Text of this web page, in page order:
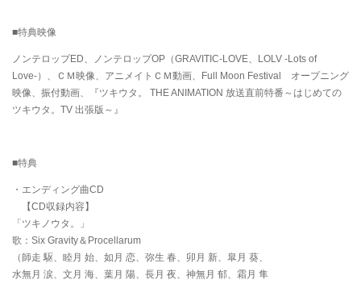
■特典映像
ノンテロップED、ノンテロップOP（GRAVITIC-LOVE、LOLV -Lots of
Love-）、ＣＭ映像、アニメイトＣＭ動画、Full Moon Festival オープニング
映像、振付動画、『ツキウタ。 THE ANIMATION 放送直前特番～はじめての
ツキウタ。TV 出張版～』
■特典
・エンディング曲CD
【CD収録内容】
「ツキノウタ。」
歌：Six Gravity＆Procellarum
（師走 駆、睦月 始、如月 恋、弥生 春、卯月 新、皐月 葵、
水無月 涙、文月 海、葉月 陽、長月 夜、神無月 郁、霜月 隼